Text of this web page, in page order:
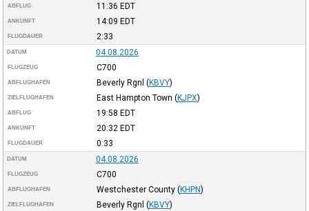
ABFLUG 11:36 EDT
ANKUNFT 14:09 EDT
FLUGDAUER 2:33
DATUM 04.08.2026
FLUGZEUG C700
ABFLUGHAFEN Beverly Rgnl (KBVY)
ZIELFLUGHAFEN East Hampton Town (KJPX)
ABFLUG 19:58 EDT
ANKUNFT 20:32 EDT
FLUGDAUER 0:33
DATUM 04.08.2026
FLUGZEUG C700
ABFLUGHAFEN Westchester County (KHPN)
ZIELFLUGHAFEN Beverly Rgnl (KBVY)